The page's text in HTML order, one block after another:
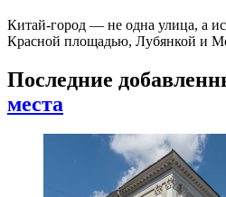
Китай-город — не одна улица, а
Красной площадью, Лубянкой и
Последние
места